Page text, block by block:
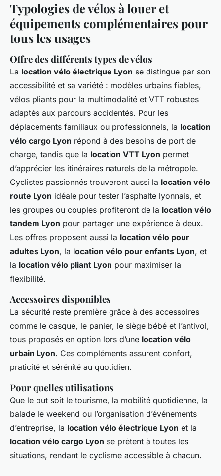
Typologies de vélos à louer et
équipements complémentaires pour
tous les usages
Offre des différents types de vélos
La location vélo électrique Lyon se distingue par son
accessibilité et sa variété : modèles urbains fiables,
vélos pliants pour la multimodalité et VTT robustes
adaptés aux parcours accidentés. Pour les
déplacements familiaux ou professionnels, la location
vélo cargo Lyon répond à des besoins de port de
charge, tandis que la location VTT Lyon permet
d’apprécier les itinéraires naturels de la métropole.
Cyclistes passionnés trouveront aussi la location vélo
route Lyon idéale pour tester l’asphalte lyonnais, et
les groupes ou couples profiteront de la location vélo
tandem Lyon pour partager une expérience à deux.
Les offres proposent aussi la location vélo pour
adultes Lyon, la location vélo pour enfants Lyon, et
la location vélo pliant Lyon pour maximiser la
flexibilité.
Accessoires disponibles
La sécurité reste première grâce à des accessoires
comme le casque, le panier, le siège bébé et l’antivol,
tous proposés en option lors d’une location vélo
urbain Lyon. Ces compléments assurent confort,
praticité et sérénité au quotidien.
Pour quelles utilisations
Que le but soit le tourisme, la mobilité quotidienne, la
balade le weekend ou l’organisation d’événements
d’entreprise, la location vélo électrique Lyon et la
location vélo cargo Lyon se prêtent à toutes les
situations, rendant le cyclisme accessible à chacun.